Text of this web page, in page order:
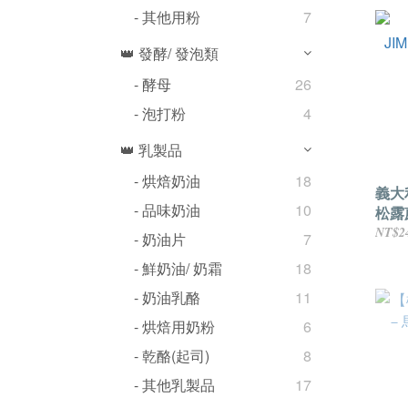
- 其他用粉
7
👑 發酵/ 發泡類
- 酵母
26
- 泡打粉
4
👑 乳製品
- 烘焙奶油
18
- 品味奶油
10
- 奶油片
7
- 鮮奶油/ 奶霜
18
- 奶油乳酪
11
- 烘焙用奶粉
6
- 乾酪(起司)
8
- 其他乳製品
17
義
松